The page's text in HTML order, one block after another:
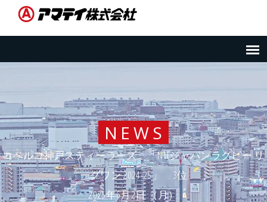
NEWS
コベルコ神戸スティーラーズ 「NTTジャパンラグビー リ
ーグワン 2024-25」 3位
2025年6月2日 （月）